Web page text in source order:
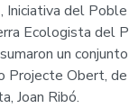
Iniciativa del
Ecologista del
un
Projecte Obert,
Joan Ribó.